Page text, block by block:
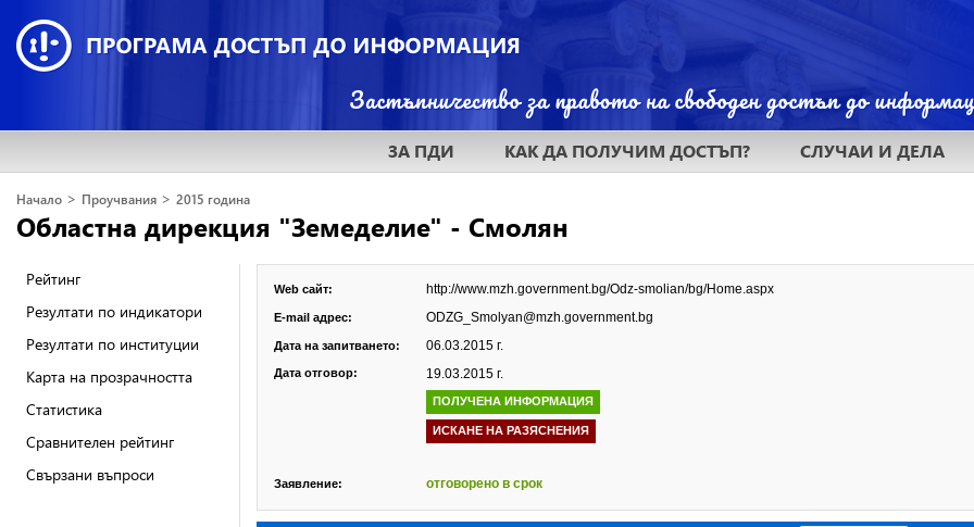
ЗА ПДИ КАК ДА ПОЛУЧИМ ДОСТЪП? СЛУЧАИ И ДЕЛА
Начало > Проучвания > 2015 година
Областна дирекция "Земеделие" - Смолян
Рейтинг
Резултати по индикатори
Резултати по институции
Карта на прозрачността
Статистика
Сравнителен рейтинг
Свързани въпроси
Web сайт: http://www.mzh.government.bg/Odz-smolian/bg/Home.aspx
E-mail адрес: ODZG_Smolyan@mzh.government.bg
Дата на запитването: 06.03.2015 г.
Дата отговор: 19.03.2015 г.
ПОЛУЧЕНА ИНФОРМАЦИЯ
ИСКАНЕ НА РАЗЯСНЕНИЯ
Заявление: отговорено в срок